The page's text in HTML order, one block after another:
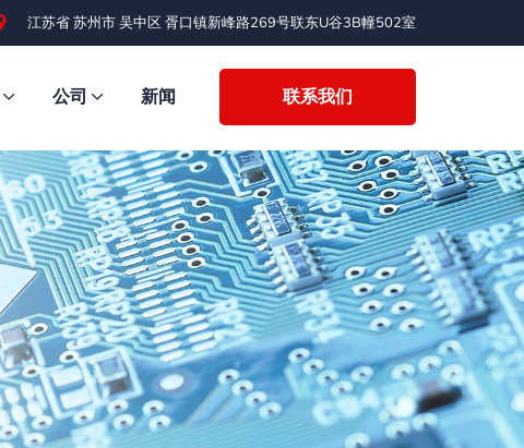
江苏省 苏州市 吴中区 胥口镇新峰路269号联东U谷3B幢502室
公司 新闻
联系我们
获取帮助